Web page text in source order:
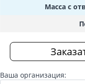
Масса с
Ваша организация: